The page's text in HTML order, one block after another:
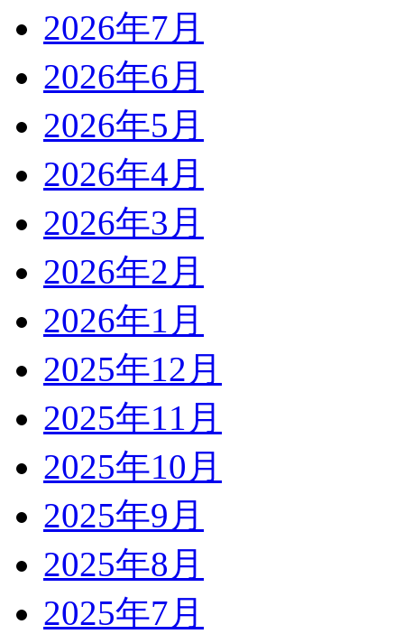
2026年7月
2026年6月
2026年5月
2026年4月
2026年3月
2026年2月
2026年1月
2025年12月
2025年11月
2025年10月
2025年9月
2025年8月
2025年7月